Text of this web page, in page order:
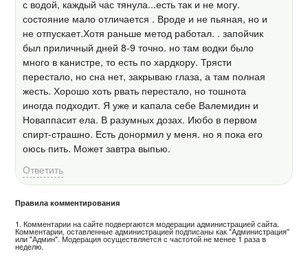
с водой, каждый час тянула...есть так и не могу.
состояние мало отличается . Вроде и не пьяная, но и
не отпускает.Хотя раньше метод работал. . запойчик
был приличный дней 8-9 точно. но там водки было
много в канистре, то есть по хардкору. Трясти
перестало, но сна нет, закрываю глаза, а там полная
жесть. Хорошо хоть рвать перестало, но тошнота
иногда подходит. Я уже и капала себе Валемидин и
Новаппасит ела. В разумных дозах. Июбо в первом
спирт-страшно. Есть донормил у меня. но я пока его
оюсь пить. Может завтра выпью.
Ответить
Правила комментирования
1. Комментарии на сайте подвергаются модерации администрацией сайта.
Комментарии, оставленные администрацией подписаны как "Администрация"
или "Админ". Модерация осуществляется с частотой не менее 1 раза в
неделю.